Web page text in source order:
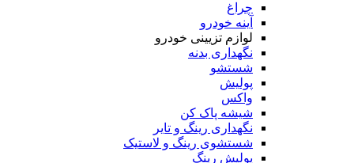
چراغ
آینه خودرو
لوازم تزیینی خودرو
نگهداری بدنه
شستشو
پولیش
واکس
شیشه پاک کن
نگهداری رینگ و تایر
شستشوی رینگ و لاستیک
پولیش رینگ